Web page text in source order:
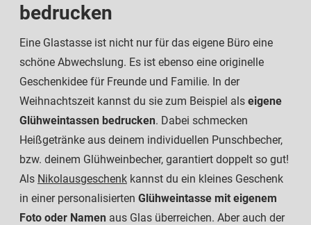
bedrucken
Eine Glastasse ist nicht nur für das eigene Büro eine
schöne Abwechslung. Es ist ebenso eine originelle
Geschenkidee für Freunde und Familie. In der
Weihnachtszeit kannst du sie zum Beispiel als eigene
Glühweintassen bedrucken. Dabei schmecken
Heißgetränke aus deinem individuellen Punschbecher,
bzw. deinem Glühweinbecher, garantiert doppelt so gut!
Als Nikolausgeschenk kannst du ein kleines Geschenk
in einer personalisierten Glühweintasse mit eigenem
Foto oder Namen aus Glas überreichen. Aber auch der